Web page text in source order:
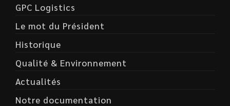
GPC Logistics
Le mot du Président
Historique
Qualité & Environnement
Actualités
Notre documentation